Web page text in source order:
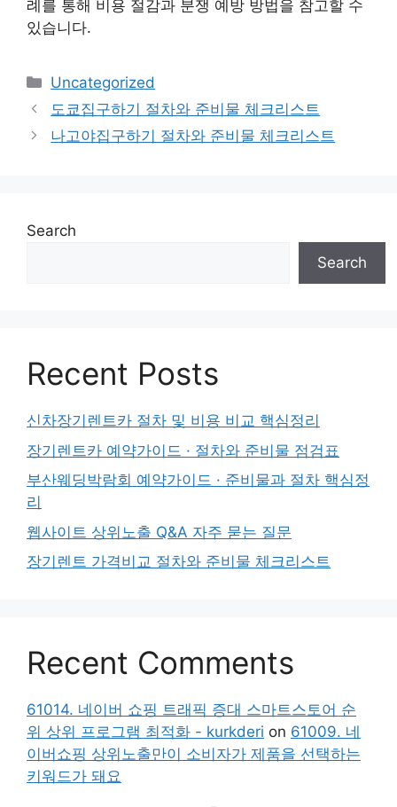
례를 통해 비용 절감과 분쟁 예방 방법을 참고할 수
있습니다.
Categories
Uncategorized
도쿄집구하기 절차와 준비물 체크리스트
나고야집구하기 절차와 준비물 체크리스트
Search
Search
Recent Posts
신차장기렌트카 절차 및 비용 비교 핵심정리
장기렌트카 예약가이드 · 절차와 준비물 점검표
부산웨딩박람회 예약가이드 · 준비물과 절차 핵심정
리
웹사이트 상위노출 Q&A 자주 묻는 질문
장기렌트 가격비교 절차와 준비물 체크리스트
Recent Comments
61014. 네이버 쇼핑 트래픽 증대 스마트스토어 순
위 상위 프로그램 최적화 - kurkderi on 61009. 네
이버쇼핑 상위노출만이 소비자가 제품을 선택하는
키워드가 돼요